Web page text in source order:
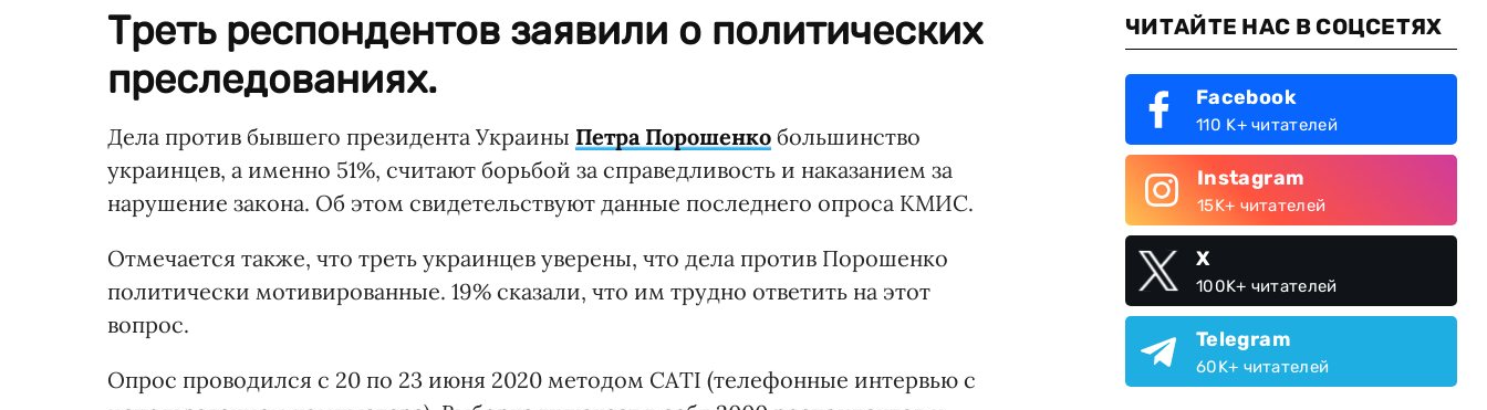
Треть респондентов заявили о политических
преследованиях.
Дела против бывшего президента Украины Петра Порошенко большинство
украинцев, а именно 51%, считают борьбой за справедливость и наказанием за
нарушение закона. Об этом свидетельствуют данные последнего опроса КМИС.
Отмечается также, что треть украинцев уверены, что дела против Порошенко
политически мотивированные. 19% сказали, что им трудно ответить на этот
вопрос.
Опрос проводился с 20 по 23 июня 2020 методом CATI (телефонные интервью с
ЧИТАЙТЕ НАС В СОЦСЕТЯХ
Facebook
110 K+ читателей
Instagram
15K+ читателей
X
100K+ читателей
Telegram
60K+ читателей